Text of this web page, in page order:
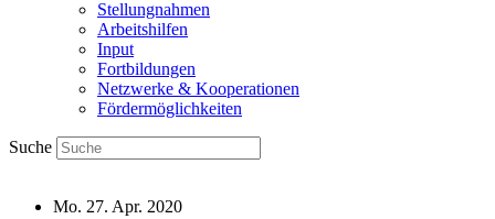
Stellungnahmen
Arbeitshilfen
Input
Fortbildungen
Netzwerke & Kooperationen
Fördermöglichkeiten
Suche
Mo. 27. Apr. 2020